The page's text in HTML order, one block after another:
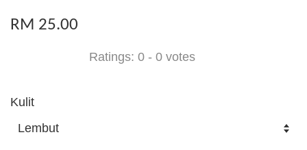
RM 25.00
Ratings: 0 - 0 votes
Kulit